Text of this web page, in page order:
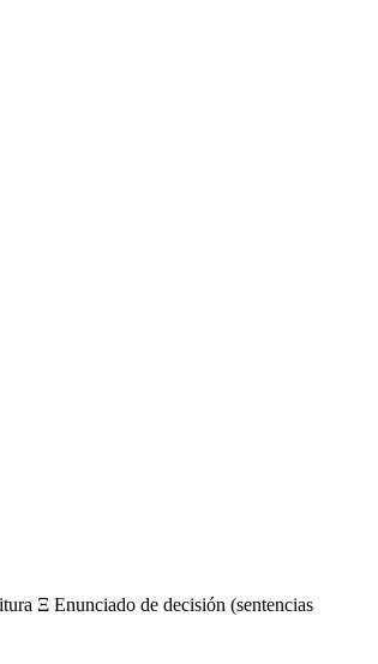
Ξ Enunciado de decisión (sentencias